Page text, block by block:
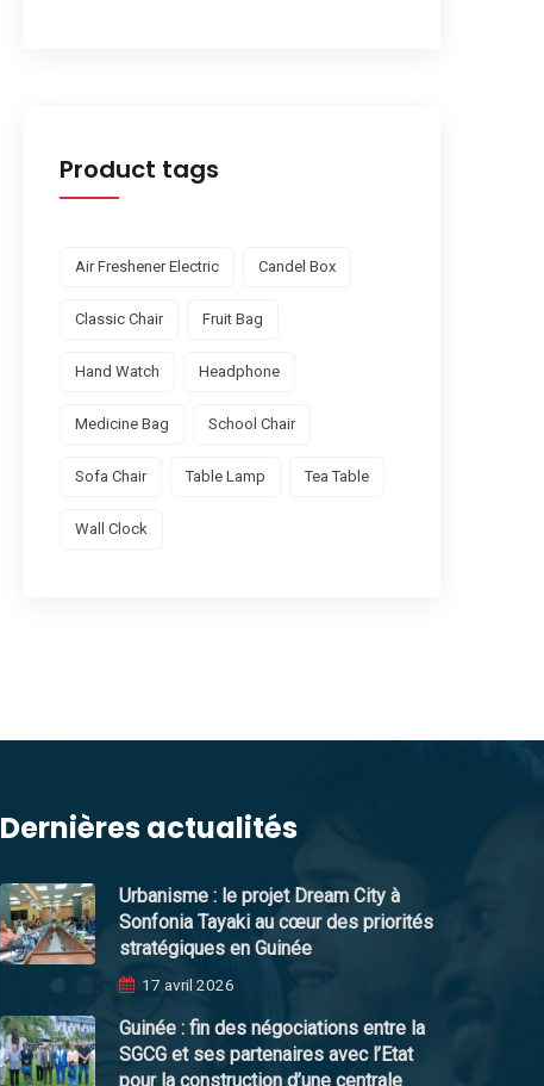
Product tags
Air Freshener Electric Candel Box
Classic Chair Fruit Bag
Hand Watch Headphone
Medicine Bag School Chair
Sofa Chair Table Lamp Tea Table
Wall Clock
Dernières actualités
Urbanisme : le projet Dream City à
Sonfonia Tayaki au cœur des priorités
stratégiques en Guinée
17 avril 2026
Guinée : fin des négociations entre la
SGCG et ses partenaires avec l’Etat
pour la construction d’une centrale